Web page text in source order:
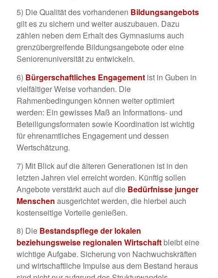
5) Die Qualität des vorhandenen Bildungsangebots
gilt es zu sichern und weiter auszubauen. Dazu
zählen neben dem Erhalt des Gymnasiums auch
grenzübergreifende Bildungsangebote oder eine
Seniorenuniversität zu entwickeln.
6) Bürgerschaftliches Engagementist in Guben in
vielfältiger Weise vorhanden. Die
Rahmenbedingungen können weiter optimiert
werden: Ein gewisses Maß an Informations- und
Beteiligungsformaten sowie Koordination ist wichtig
für ehrenamtliches Engagement und dessen
Wertschätzung.
7) Mit Blick auf die älteren Generationen ist in den
letzten Jahren viel erreicht worden. Künftig sollen
Angebote verstärkt auch auf die Bedürfnisse junger
Menschen ausgerichtet werden, die hierbei auch
kostenseitige Vorteile genießen.
8) Die Bestandspflege der lokalen
beziehungsweise regionalen Wirtschaftbleibt eine
wichtige Aufgabe. Sicherung von Nachwuchskräften
und wirtschaftliche Impulse aus dem Bestand heraus